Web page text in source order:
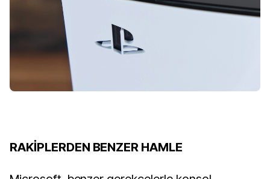
RAKİPLERDEN BENZER HAMLE